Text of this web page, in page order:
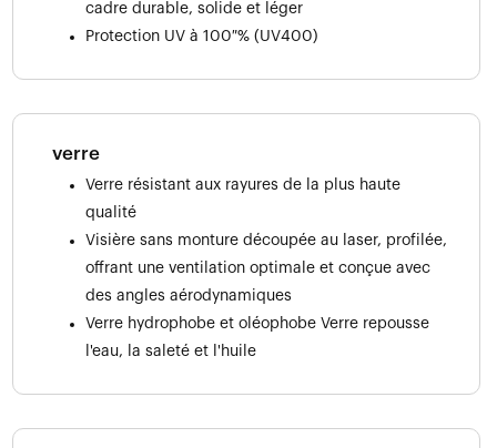
cadre durable, solide et léger
Protection UV à 100 % (UV400)
verre
Verre résistant aux rayures de la plus haute
qualité
Visière sans monture découpée au laser, profilée,
offrant une ventilation optimale et conçue avec
des angles aérodynamiques
Verre hydrophobe et oléophobe Verre repousse
l'eau, la saleté et l'huile